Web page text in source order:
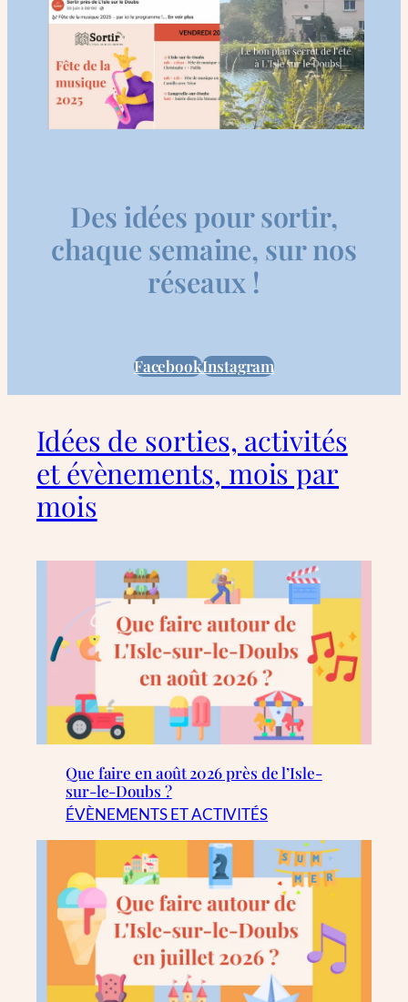
Des idées pour sortir,
chaque semaine, sur nos
réseaux !
FacebookInstagram
Idées de sorties, activités
et évènements, mois par
mois
Que faire en août 2026 près de l’Isle-
sur-le-Doubs ?
ÉVÈNEMENTS ET ACTIVITÉS